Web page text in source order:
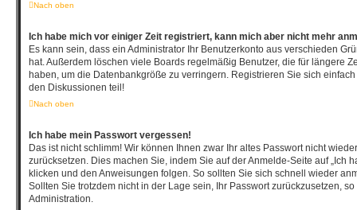
Nach oben
Ich habe mich vor einiger Zeit registriert, kann mich aber nicht mehr
Es kann sein, dass ein Administrator Ihr Benutzerkonto aus verschieden
hat. Außerdem löschen viele Boards regelmäßig Benutzer, die für längere
haben, um die Datenbankgröße zu verringern. Registrieren Sie sich
den Diskussionen teil!
Nach oben
Ich habe mein Passwort vergessen!
Das ist nicht schlimm! Wir können Ihnen zwar Ihr altes Passwort nicht
zurücksetzen. Dies machen Sie, indem Sie auf der Anmelde-Seite auf „Ich
klicken und den Anweisungen folgen. So sollten Sie sich schnell wieder
Sollten Sie trotzdem nicht in der Lage sein, Ihr Passwort zurückzusetzen,
Administration.